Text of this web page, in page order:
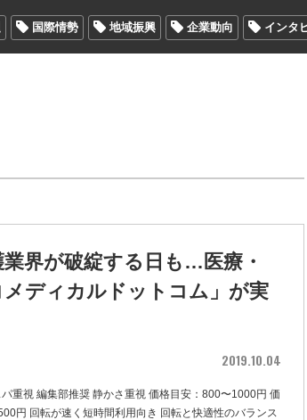
国際情勢 地域振興 企業動向 インタ
界が破綻する日も…医療・
ディカルドットコム」が実
2019.10.04
重視 編集部推奨 静かさ重視 価格目安：800〜1000円 価
円 回転が速く短時間利用向き 回転と快適性のバランス